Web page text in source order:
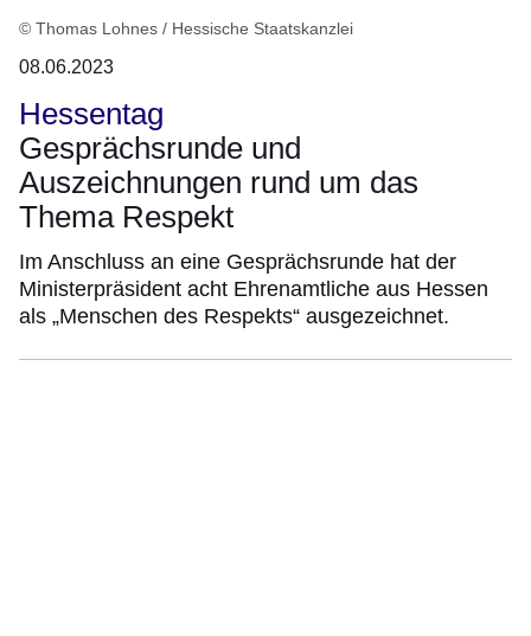
© Thomas Lohnes / Hessische Staatskanzlei
08.06.2023
Hessentag
Gesprächsrunde und
Auszeichnungen rund um das
Thema Respekt
Im Anschluss an eine Gesprächsrunde hat der
Ministerpräsident acht Ehrenamtliche aus Hessen
als „Menschen des Respekts“ ausgezeichnet.